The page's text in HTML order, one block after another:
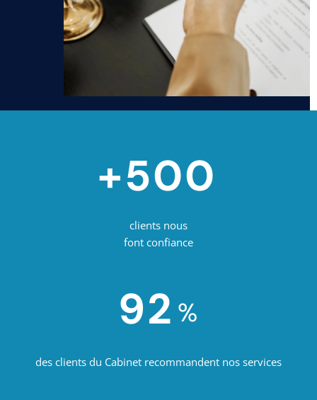
+500
clients nous
font confiance
92 %
des clients du Cabinet recommandent nos services